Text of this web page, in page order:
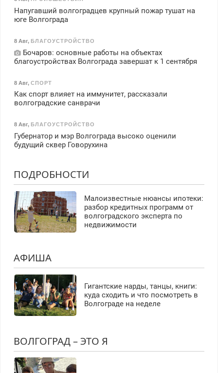
Напугавший волгоградцев крупный пожар тушат на
юге Волгограда
8 Авг, БЛАГОУСТРОЙСТВО
Бочаров: основные работы на объектах
благоустройствах Волгограда завершат к 1 сентября
8 Авг, СПОРТ
Как спорт влияет на иммунитет, рассказали
волгоградские санврачи
8 Авг, БЛАГОУСТРОЙСТВО
Губернатор и мэр Волгограда высоко оценили
будущий сквер Говорухина
ПОДРОБНОСТИ
Малоизвестные нюансы ипотеки:
разбор кредитных программ от
волгоградского эксперта по
недвижимости
АФИША
Гигантские нарды, танцы, книги:
куда сходить и что посмотреть в
Волгограде на неделе
ВОЛГОГРАД – ЭТО Я